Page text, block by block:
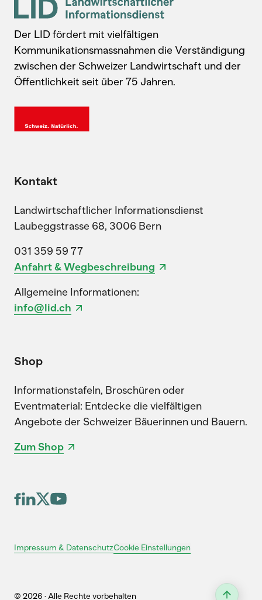
Der LID fördert mit vielfältigen
Kommunikationsmassnahmen die Verständigung
zwischen der Schweizer Landwirtschaft und der
Öffentlichkeit seit über 75 Jahren.
Kontakt
Landwirtschaftlicher Informationsdienst
Laubeggstrasse 68, 3006 Bern
031 359 59 77
Anfahrt & Wegbeschreibung
Allgemeine Informationen:
info@lid.ch
Shop
Informationstafeln, Broschüren oder
Eventmaterial: Entdecke die vielfältigen
Angebote der Schweizer Bäuerinnen und Bauern.
Zum Shop
Impressum & DatenschutzCookie Einstellungen
© 2026 · Alle Rechte vorbehalten